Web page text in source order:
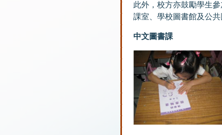
此外，校方亦鼓勵學生
課室、學校圖書館及公
中文圖書課